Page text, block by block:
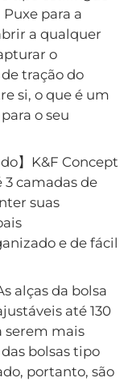
para a
a qualquer
o
tração do
si, o que é um
o seu
】K&F Concept
camadas de
suas
e de fácil
alças da bolsa
​​até 130
serem mais
bolsas tipo
portanto, são